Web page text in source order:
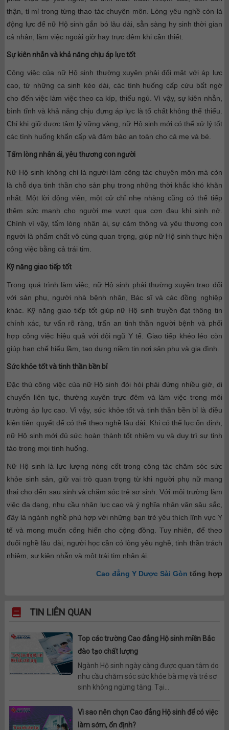
thận, tỉ mỉ trong từng thao tác chuyên môn. Lòng yêu nghề còn là
động lực để nữ Hộ sinh gắn bó lâu dài, sẵn sàng hy sinh thời gian
cá nhân, làm việc ngoài giờ hay trực đêm khi cần thiết.
Sự kiên nhẫn và khả năng chịu áp lực tốt
Công việc của nữ Hộ sinh thường xuyên phải đối mặt với áp lực
cao, từ những ca sinh kéo dài, các tình huống cấp cứu bất ngờ
cho đến việc làm việc theo ca kíp, thiếu ngủ. Vì vậy, sự kiên nhẫn,
bình tĩnh và khả năng chịu đựng áp lực là tố chất không thể thiếu.
Chỉ khi giữ được tâm lý vững vàng, nữ Hộ sinh mới có thể xử lý tốt
các tình huống khẩn cấp và đảm bảo an toàn cho cả mẹ và bé.
Tấm lòng nhân ái, yêu thương con người
Nữ Hộ sinh không chỉ là người làm công tác chuyên môn mà còn
là chỗ dựa tinh thần cho sản phụ trong những thời khắc khó khăn
nhất. Một lời động viên, một cử chỉ nhẹ nhàng cũng có thể tiếp
thêm sức mạnh cho người mẹ vượt qua cơn đau khi sinh nở.
Chính vì vậy, tấm lòng nhân ái, sự cảm thông và yêu thương con
người là phẩm chất vô cùng quan trọng, giúp nữ Hộ sinh thực hiện
công việc bằng cả trái tim.
Kỹ năng giao tiếp tốt
Trong quá trình làm việc, nữ Hộ sinh phải thường xuyên trao đổi
với sản phụ, người nhà bệnh nhân, Bác sĩ và các đồng nghiệp
khác. Kỹ năng giao tiếp tốt giúp nữ Hộ sinh truyền đạt thông tin
chính xác, tư vấn rõ ràng, trấn an tinh thần người bệnh và phối
hợp công việc hiệu quả với đội ngũ Y tế. Giao tiếp khéo léo còn
giúp hạn chế hiểu lầm, tạo dựng niềm tin nơi sản phụ và gia đình.
Sức khỏe tốt và tinh thần bền bỉ
Đặc thù công việc của nữ Hộ sinh đòi hỏi phải đứng nhiều giờ, di
chuyển liên tục, thường xuyên trực đêm và làm việc trong môi
trường áp lực cao. Vì vậy, sức khỏe tốt và tinh thần bền bỉ là điều
kiện tiên quyết để có thể theo nghề lâu dài. Khi có thể lực ổn định,
nữ Hộ sinh mới đủ sức hoàn thành tốt nhiệm vụ và duy trì sự tỉnh
táo trong mọi tình huống.
Nữ Hộ sinh là lực lượng nòng cốt trong công tác chăm sóc sức
khỏe sinh sản, giữ vai trò quan trọng từ khi người phụ nữ mang
thai cho đến sau sinh và chăm sóc trẻ sơ sinh. Với môi trường làm
việc đa dạng, nhu cầu nhân lực cao và ý nghĩa nhân văn sâu sắc,
đây là ngành nghề phù hợp với những bạn trẻ yêu thích lĩnh vực Y
tế và mong muốn cống hiến cho cộng đồng. Tuy nhiên, để theo
đuổi nghề lâu dài, người học cần có lòng yêu nghề, tinh thần trách
nhiệm, sự kiên nhẫn và một trái tim nhân ái.
Cao đẳng Y Dược Sài Gòn tổng hợp
TIN LIÊN QUAN
Top các trường Cao đẳng Hộ sinh miền Bắc
đào tạo chất lượng
Ngành Hộ sinh ngày càng được quan tâm do
nhu cầu chăm sóc sức khỏe bà mẹ và trẻ sơ
sinh không ngừng tăng. Tại...
Vì sao nên chọn Cao đẳng Hộ sinh để có việc
làm sớm, ổn định?